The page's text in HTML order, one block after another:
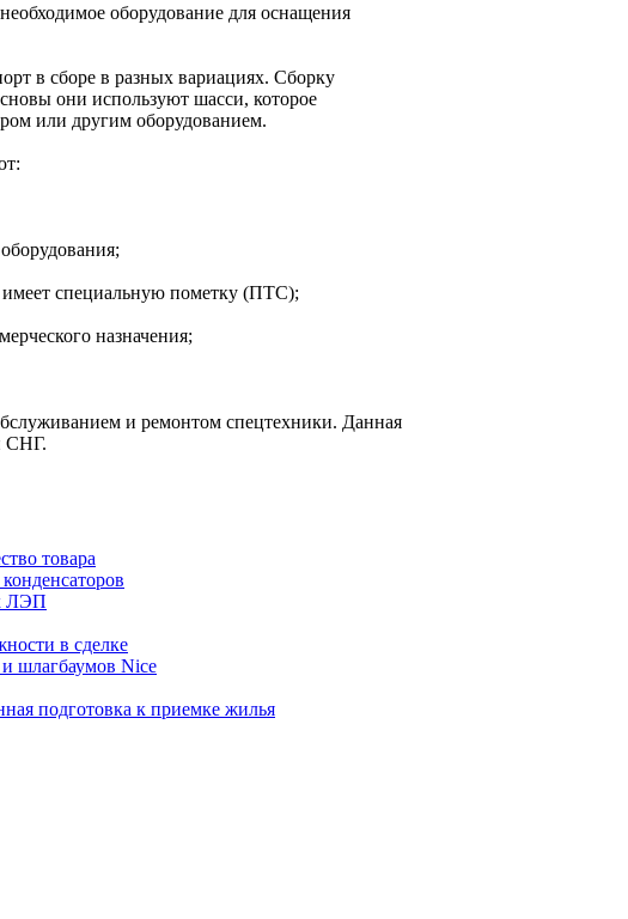
оборудование для оснащения
в сборе в разных вариациях. Сборку
они используют шасси, которое
или другим оборудованием.
имеет специальную пометку (ПТС);
назначения;
и ремонтом спецтехники. Данная
СНГ.
товара
ЛЭП
в сделке
шлагбаумов Nice
подготовка к приемке жилья